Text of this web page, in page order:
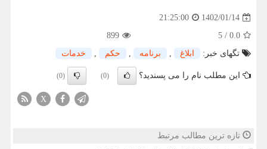
1402/01/14
21:25:00
0.0
/
5
899
تگهای خبر:
ابلاغ , برنامه , حكم , خدمات
این مطلب نام را می پسندید؟ (0)
(0)
X
تازه ترین مطالب مرتبط